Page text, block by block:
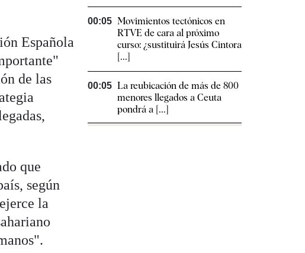
Española
de las
que
según
la
00:05 Movimientos tectónicos en
RTVE de cara al próximo
curso: ¿sustituirá Jesús Cintora
[...]
00:05 La reubicación de más de 800
menores llegados a Ceuta
pondrá a [...]